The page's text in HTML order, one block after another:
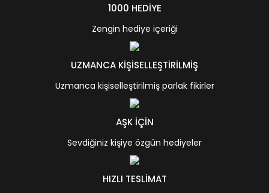
1000 HEDİYE
Zengin hediye içeriği
UZMANCA KİŞİSELLEŞTİRİLMİŞ
Uzmanca kişiselleştirilmiş parlak fikirler
AŞK İÇİN
Sevdiğiniz kişiye özgün hediyeler
HIZLI TESLİMAT